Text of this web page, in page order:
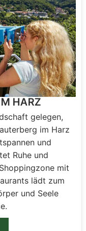
HARZ
gelegen,
im Harz
und
Ruhe und
mit
lädt zum
und Seele